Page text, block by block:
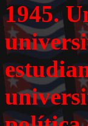
1945.